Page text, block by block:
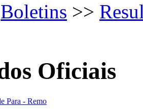
Boletins >>
Oficiais
Para - Remo